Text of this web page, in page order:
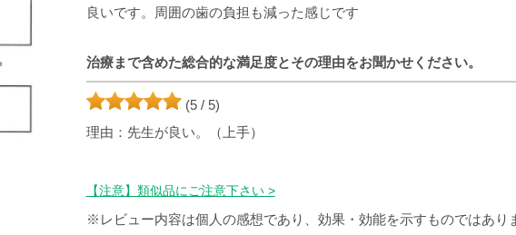
良いです。周囲の歯の負担も減った感じです
治療まで含めた総合的な満足度とその理由をお聞かせください。
(5 / 5)
理由：先生が良い。（上手）
【注意】類似品にご注意下さい >
※レビュー内容は個人の感想であり、効果・効能を示すものではあり